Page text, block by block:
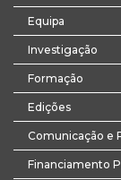
Equipa
Investigação
Formação
Edições
Comunicação e
Financiamento